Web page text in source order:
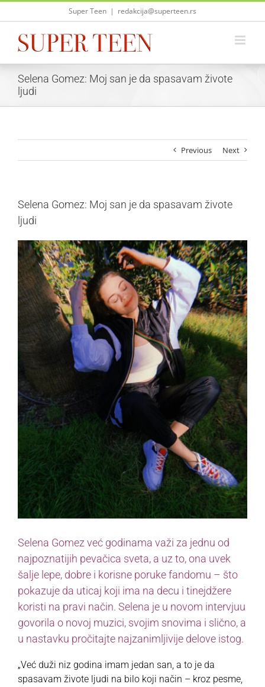
Skip
Super Teen | redakcija@superteen.rs
Selena Gomez: Moj san je da spasavam živote
ljudi
Previous Next
Selena Gomez: Moj san je da spasavam živote
ljudi
Selena Gomez već godinama važi za jednu od
najpoznatijih pevačica sveta, a uz to, ona uvek
šalje lepe, dobre i korisne poruke fandomu – što
pokazuje da uticaj koji ima na decu i tinejdžere
koristi na pravi način. Selena je u novom intervjuu
govorila o novoj muzici, svojim snovima i slično, a
u nastavku pročitajte najzanimljivije delove istog.
„Već duži niz godina imam jedan san, a to je da
spasavam živote ljudi na bilo koji način – kroz pesme,